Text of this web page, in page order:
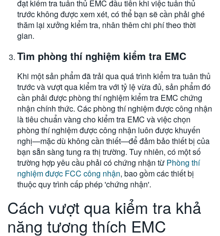
đạt kiểm tra tuân thủ EMC đầu tiên khi việc tuân thủ
trước không được xem xét, có thể bạn sẽ cần phải ghé
thăm lại xưởng kiểm tra, nhân thêm chi phí theo thời
gian.
Tìm phòng thí nghiệm kiểm tra EMC
Khi một sản phẩm đã trải qua quá trình kiểm tra tuân thủ
trước và vượt qua kiểm tra với tỷ lệ vừa đủ, sản phẩm đó
cần phải được phòng thí nghiệm kiểm tra EMC chứng
nhận chính thức. Các phòng thí nghiệm được công nhận
là tiêu chuẩn vàng cho kiểm tra EMC và việc chọn
phòng thí nghiệm được công nhận luôn được khuyến
nghị—mặc dù không cần thiết—để đảm bảo thiết bị của
bạn sẵn sàng tung ra thị trường. Tuy nhiên, có một số
trường hợp yêu cầu phải có chứng nhận từ Phòng thí
nghiệm được FCC công nhận, bao gồm các thiết bị
thuộc quy trình cấp phép 'chứng nhận'.
Cách vượt qua kiểm tra khả
năng tương thích EMC